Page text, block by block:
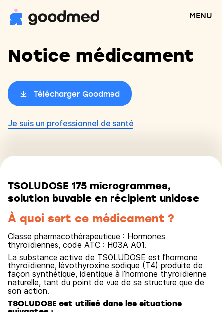
MENU
Notice médicament
Télécharger Goodmed
Je suis un professionnel de santé
TSOLUDOSE 175 microgrammes,
solution buvable en récipient unidose
À quoi sert ce médicament ?
Classe pharmacothérapeutique : Hormones
thyroïdiennes, code ATC : H03A A01.
La substance active de TSOLUDOSE est l’hormone
thyroïdienne, lévothyroxine sodique (T4) produite de
façon synthétique, identique à l’hormone thyroïdienne
naturelle, tant du point de vue de sa structure que de
son action.
TSOLUDOSE est utilisé dans les situations